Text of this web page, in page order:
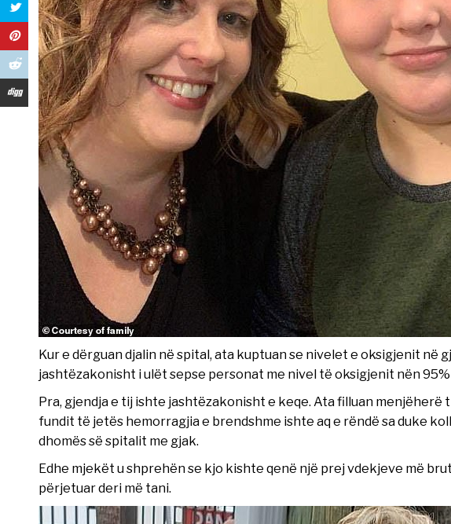
Kur e dërguan djalin në spital, ata kuptuan se nivelet e oksigjenit në
jashtëzakonisht i ulët sepse personat me nivel të oksigjenit nën
Pra, gjendja e tij ishte jashtëzakonisht e keqe. Ata filluan
fundit të jetës hemorragjia e brendshme ishte aq e rëndë sa duke
dhomës së spitalit me gjak.
Edhe mjekët u shprehën se kjo kishte qenë një prej vdekjeve më
përjetuar deri më tani.